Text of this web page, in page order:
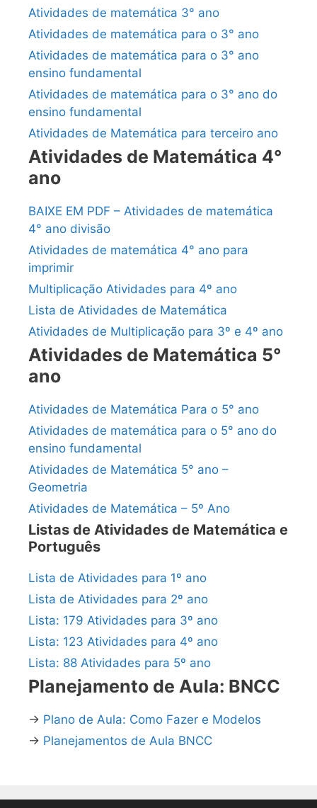
Atividades de matemática 3° ano
Atividades de matemática para o 3° ano
Atividades de matemática para o 3° ano
ensino fundamental
Atividades de matemática para o 3° ano do
ensino fundamental
Atividades de Matemática para terceiro ano
Atividades de Matemática 4°
ano
BAIXE EM PDF – Atividades de matemática
4° ano divisão
Atividades de matemática 4° ano para
imprimir
Multiplicação Atividades para 4º ano
Lista de Atividades de Matemática
Atividades de Multiplicação para 3º e 4º ano
Atividades de Matemática 5°
ano
Atividades de Matemática Para o 5° ano
Atividades de matemática para o 5° ano do
ensino fundamental
Atividades de Matemática 5° ano –
Geometria
Atividades de Matemática – 5º Ano
Listas de Atividades de Matemática e
Português
Lista de Atividades para 1º ano
Lista de Atividades para 2º ano
Lista: 179 Atividades para 3º ano
Lista: 123 Atividades para 4º ano
Lista: 88 Atividades para 5º ano
Planejamento de Aula: BNCC
→ Plano de Aula: Como Fazer e Modelos
→ Planejamentos de Aula BNCC